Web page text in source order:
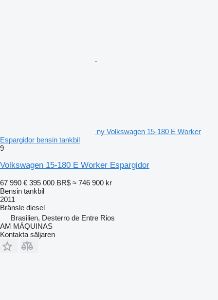
ny Volkswagen 15-180 E Worker
Espargidor bensin tankbil
9
Volkswagen 15-180 E Worker Espargidor
67 990 € 395 000 BR$ ≈ 746 900 kr
Bensin tankbil
2011
Bränsle diesel
Brasilien, Desterro de Entre Rios
AM MÁQUINAS
Kontakta säljaren